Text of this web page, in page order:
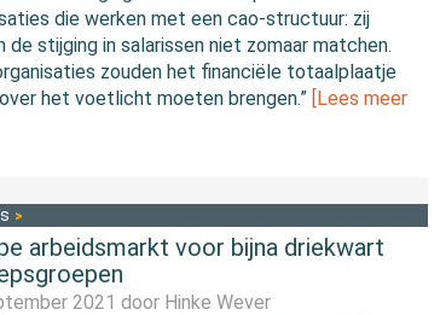
die werken met een cao-structuur: zij
de stijging in salarissen niet zomaar matchen.
zouden het financiële totaalplaatje
het voetlicht moeten brengen.” [Lees meer
arbeidsmarkt voor bijna driekwart
2021 door Hinke Wever